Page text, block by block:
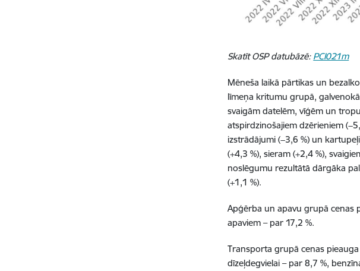
Skatīt OSP datubāzē: PCI021m
Mēneša laikā pārtikas un
līmeņa kritumu grupā,
svaigām datelēm, vīģēm un
atspirdzinošajiem dzērieniem
izstrādājumi (−3,6 %) un
(+4,3 %), sieram (+2,4 %),
noslēgumu rezultātā dārgāka
(+1,1 %).
Apģērba un apavu grupā cenas
apaviem – par 17,2 %.
Transporta grupā cenas
dīzeļdegvielai – par 8,7 %,